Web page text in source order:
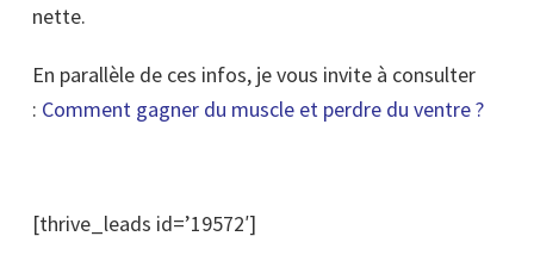
nette.
En parallèle de ces infos, je vous invite à consulter
: Comment gagner du muscle et perdre du ventre ?
[thrive_leads id=’19572′]